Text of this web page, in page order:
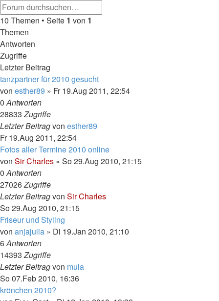
10 Themen • Seite 1 von 1
Themen
Antworten
Zugriffe
Letzter Beitrag
tanzpartner für 2010 gesucht
von esther89 » Fr 19.Aug 2011, 22:54
0Antworten
28833Zugriffe
Letzter Beitragvon esther89
Fr 19.Aug 2011, 22:54
Fotos aller Termine 2010 online
von Sir Charles » So 29.Aug 2010, 21:15
0Antworten
27026Zugriffe
Letzter Beitragvon Sir Charles
So 29.Aug 2010, 21:15
Friseur und Styling
von anjajulia » Di 19.Jan 2010, 21:10
6Antworten
14393Zugriffe
Letzter Beitragvon mula
So 07.Feb 2010, 16:36
krönchen 2010?